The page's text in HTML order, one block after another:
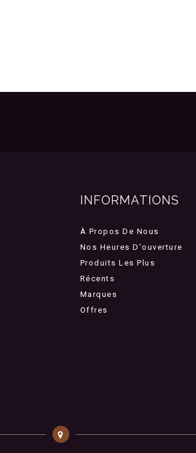
INFORMATIONS
À Propos De Nous
Nos Heures D'ouverture
Produits Les Plus
Récents
Marques
Offres